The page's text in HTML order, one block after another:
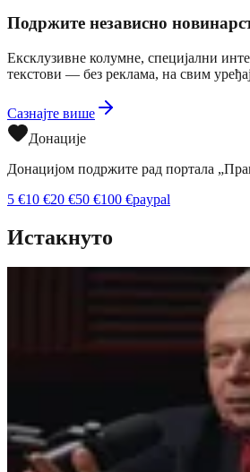
Подржите независно
Ексклузивне колумне, специјални
текстови — без реклама, на свим
Сазнајте више
Донације
Донацијом подржите рад портала
5 €10 €20 €50 €100 €paypal
Истакнуто